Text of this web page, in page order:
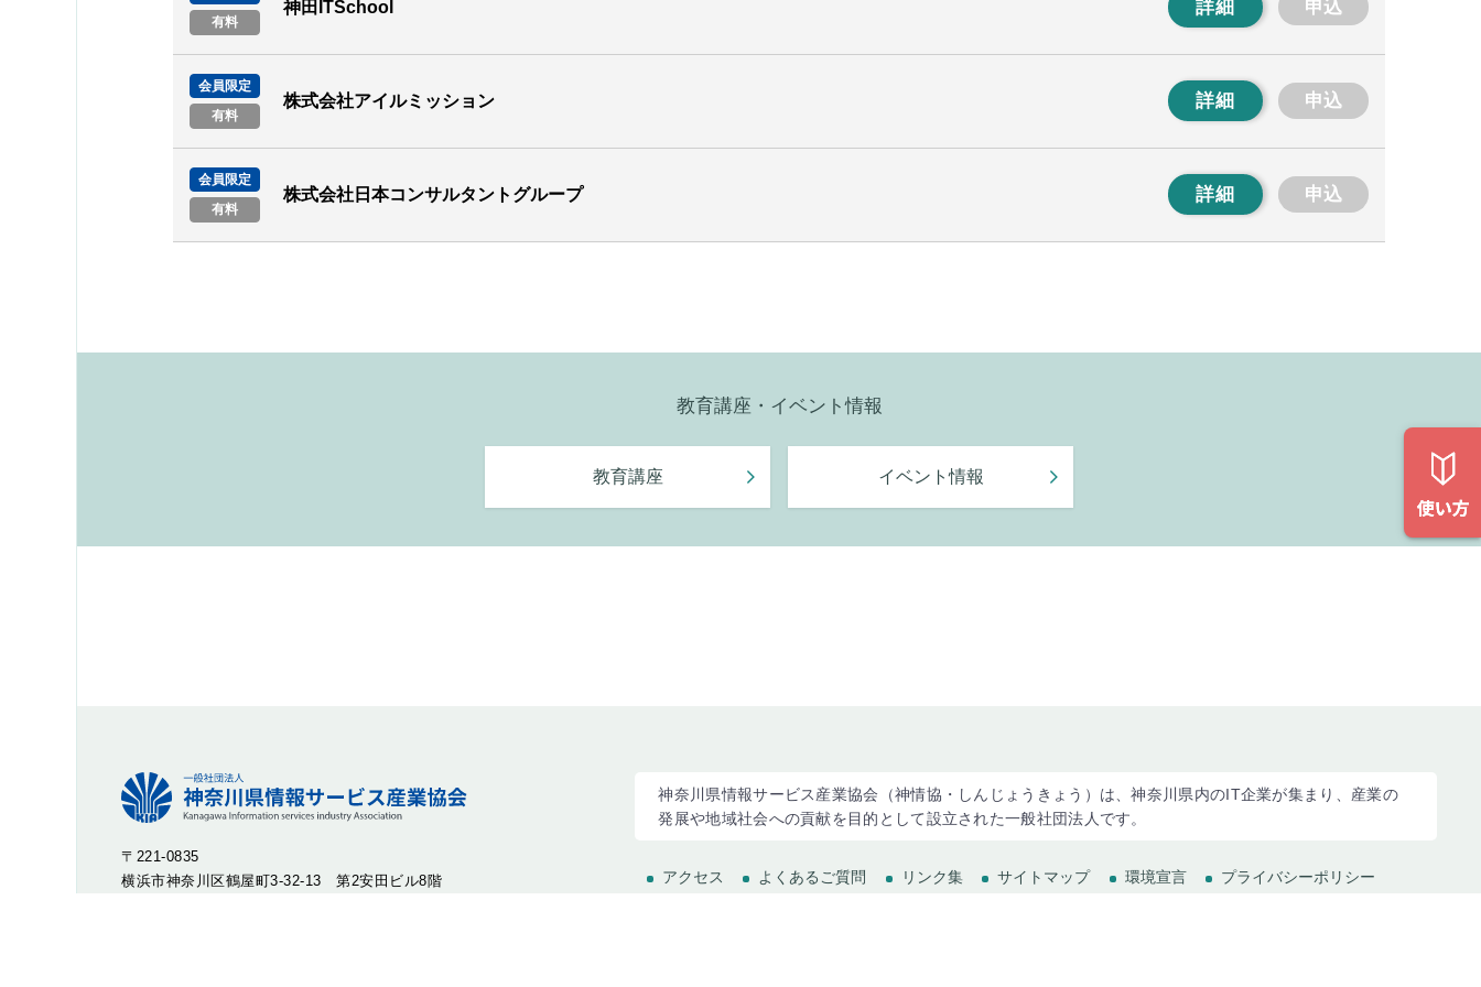
有料
神田ITSchool 詳細 申込
会員限定
有料
株式会社アイルミッション 詳細 申込
会員限定
有料
株式会社日本コンサルタントグループ 詳細 申込
教育講座・イベント情報
教育講座 イベント情報
〒221-0835
横浜市神奈川区鶴屋町3-32-13 第2安田ビル8階
神奈川県情報サービス産業協会（神情協・しんじょうきょう）は、神奈川県内のIT企業が集まり、産業の
発展や地域社会への貢献を目的として設立された一般社団法人です。
アクセス よくあるご質問 リンク集 サイトマップ 環境宣言 プライバシーポリシー